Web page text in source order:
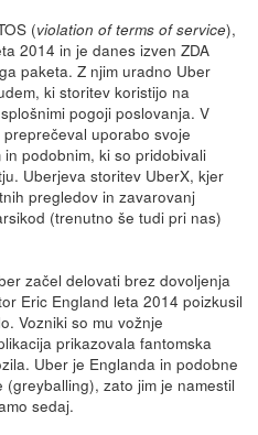
(violation of terms of service),
2014 in je danes izven ZDA
paketa. Z njim uradno Uber
ki storitev koristijo na
pogoji poslovanja. V
uporabo svoje
podobnim, ki so pridobivali
Uberjeva storitev UberX, kjer
pregledov in zavarovanj
(trenutno še tudi pri nas)
začel delovati brez dovoljenja
Eric England leta 2014 poizkusil
Vozniki so mu vožnje
prikazovala fantomska
Uber je Englanda in podobne
zato jim je namestil
sedaj.